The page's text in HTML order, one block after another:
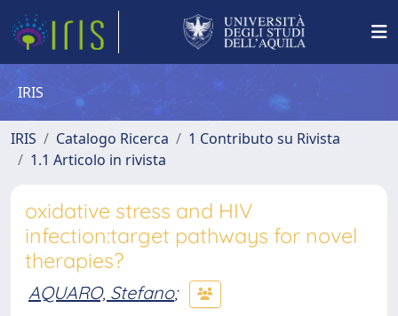
IRIS
IRIS Catalogo Ricerca
1 Contributo su Rivista
1.1 Articolo in rivista
oxidative stress and HIV
infection:target pathways for novel
therapies?
AQUARO, Stefano;